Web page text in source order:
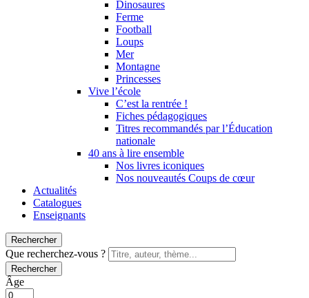
Dinosaures
Ferme
Football
Loups
Mer
Montagne
Princesses
Vive l’école
C’est la rentrée !
Fiches pédagogiques
Titres recommandés par l’Éducation
nationale
40 ans à lire ensemble
Nos livres iconiques
Nos nouveautés Coups de cœur
Actualités
Catalogues
Enseignants
Rechercher
Que recherchez-vous ?
Rechercher
Âge